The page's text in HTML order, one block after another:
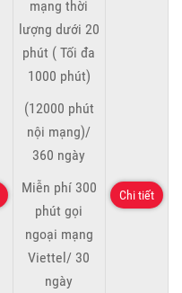
mạng thời
lượng dưới 20
phút ( Tối đa
1000 phút)
(12000 phút
nội mạng)/
360 ngày
Miễn phí 300
phút gọi
ngoại mạng
Viettel/ 30
ngày
Chi tiết